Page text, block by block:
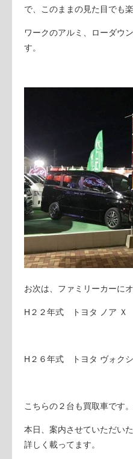
で、このままの見た目でも楽
ワークのアルミ、ローダウ
す。
お次は、ファミリーカーに
H２２年式 トヨタ ノア Ｘ
H２６年式 トヨタ ヴォク
こちらの２台も買取車です
本日、案内させていただい
詳しく載ってます。